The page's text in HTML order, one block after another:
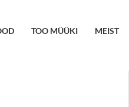
TOO MÜÜKI MEIST